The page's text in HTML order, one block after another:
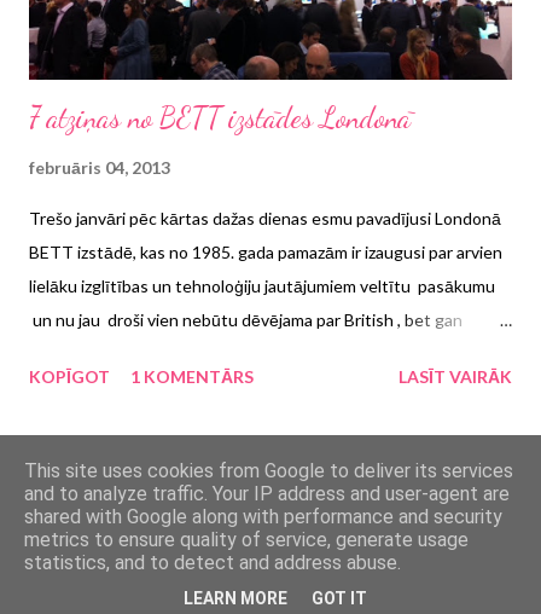
7 atziņas no BETT izstādes Londonā
februāris 04, 2013
Trešo janvāri pēc kārtas dažas dienas esmu pavadījusi Londonā
BETT izstādē, kas no 1985. gada pamazām ir izaugusi par arvien
lielāku izglītības un tehnoloģiju jautājumiem veltītu pasākumu
un nu jau droši vien nebūtu dēvējama par British , bet gan
KOPĪGOT
1 KOMENTĀRS LASĪT VAIRĀK
VAIRĀK ZIŅU
Nodrošina Blogger
This site uses cookies from Google to deliver its services
and to analyze traffic. Your IP address and user-agent are
shared with Google along with performance and security
metrics to ensure quality of service, generate usage
statistics, and to detect and address abuse.
LEARN MORE GOT IT